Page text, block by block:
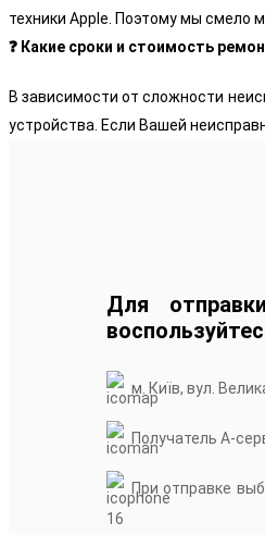
техники Apple. Поэтому мы
❓ Какие сроки и стоимость
В зависимости от сложности
устройства. Если Вашей
Для
м. Київ, вул.
Получатель А-
При отправке
16